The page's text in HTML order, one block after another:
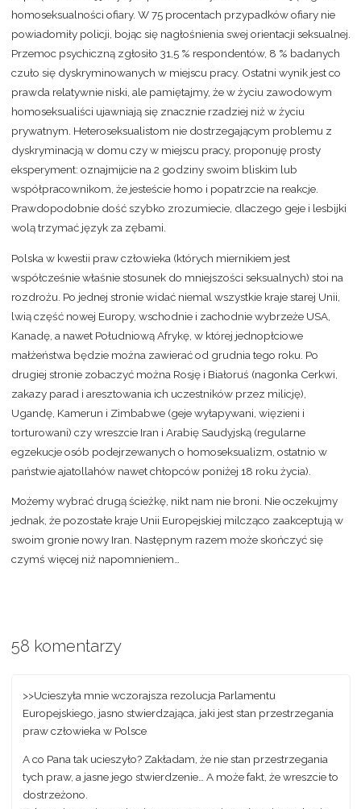
homoseksualności ofiary. W 75 procentach przypadków ofiary nie
powiadomiły policji, bojąc się nagłośnienia swej orientacji seksualnej.
Przemoc psychiczną zgłosiło 31,5 % respondentów, 8 % badanych
czuło się dyskryminowanych w miejscu pracy. Ostatni wynik jest co
prawda relatywnie niski, ale pamiętajmy, że w życiu zawodowym
homoseksualiści ujawniają się znacznie rzadziej niż w życiu
prywatnym. Heteroseksualistom nie dostrzegającym problemu z
dyskryminacją w domu czy w miejscu pracy, proponuję prosty
eksperyment: oznajmijcie na 2 godziny swoim bliskim lub
współpracownikom, że jesteście homo i popatrzcie na reakcje.
Prawdopodobnie dość szybko zrozumiecie, dlaczego geje i lesbijki
wolą trzymać język za zębami.
Polska w kwestii praw człowieka (których miernikiem jest
współcześnie właśnie stosunek do mniejszości seksualnych) stoi na
rozdrożu. Po jednej stronie widać niemal wszystkie kraje starej Unii,
lwią część nowej Europy, wschodnie i zachodnie wybrzeże USA,
Kanadę, a nawet Południową Afrykę, w której jednopłciowe
małżeństwa będzie można zawierać od grudnia tego roku. Po
drugiej stronie zobaczyć można Rosję i Białoruś (nagonka Cerkwi,
zakazy parad i aresztowania ich uczestników przez milicję),
Ugandę, Kamerun i Zimbabwe (geje wyłapywani, więzieni i
torturowani) czy wreszcie Iran i Arabię Saudyjską (regularne
egzekucje osób podejrzewanych o homoseksualizm, ostatnio w
państwie ajatollahów nawet chłopców poniżej 18 roku życia).
Możemy wybrać drugą ścieżkę, nikt nam nie broni. Nie oczekujmy
jednak, że pozostałe kraje Unii Europejskiej milcząco zaakceptują w
swoim gronie nowy Iran. Następnym razem może skończyć się
czymś więcej niż napomnieniem…
58 komentarzy
>>Ucieszyła mnie wczorajsza rezolucja Parlamentu
Europejskiego, jasno stwierdzająca, jaki jest stan przestrzegania
praw człowieka w Polsce
A co Pana tak ucieszyło? Zakładam, że nie stan przestrzegania
tych praw, a jasne jego stwierdzenie… A może fakt, że wreszcie to
dostrzeżono.